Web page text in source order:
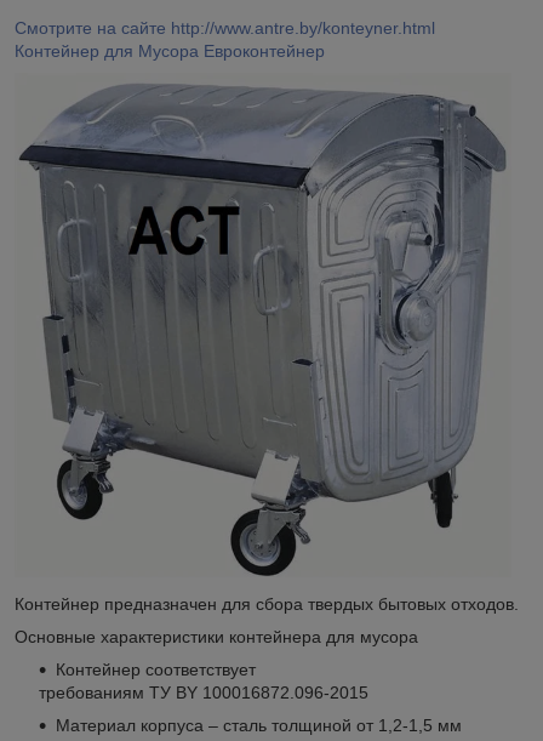
Смотрите на сайте http://www.antre.by/konteyner.html
Контейнер для Мусора Евроконтейнер
Контейнер предназначен для сбора твердых бытовых отходов.
Основные характеристики контейнера для мусора
Контейнер соответствует
требованиям ТУ BY 100016872.096-2015
Материал корпуса – сталь толщиной от 1,2-1,5 мм